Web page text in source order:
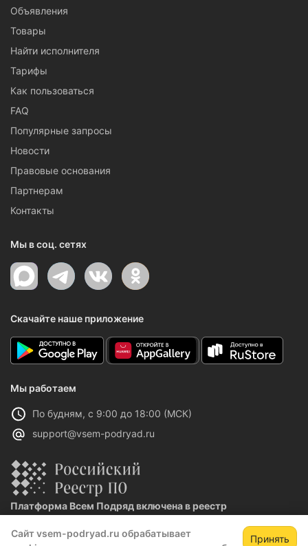
Сайт vsem-podryad.ru обрабатывает
Принять
Объявления
Товары
Найти исполнителя
Тарифы
Как пользоваться
FAQ
Популярные запросы
Новости
Правовые основания
Партнерам
Контакты
Мы в соц. сетях
Скачайте наше приложение
Мы работаем
По будням, с 9:00 до 18:00 (МСК)
support@vsem-podryad.ru
Платформа Всем Подряд включена в реестр
Реестровая запись №32021 от 06.02.2026